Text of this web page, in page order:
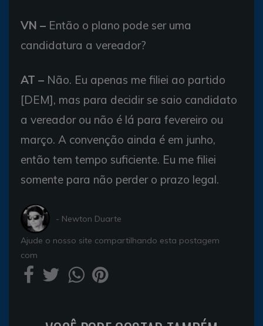
VN – Então o plano pode ser uma
candidatura a vereador?
AT – Não. Eu apenas me filiei ao partido
[DEM], mas para decidir se saio candidato
a vereador ou não é lá para fevereiro ou
março. A convenção ainda é em junho,
então tem tempo suficiente. Eu me filiei
somente para não perder o prazo legal.
- Newton Duarte
Ajude o nosso site compartilhando esta postagem
com